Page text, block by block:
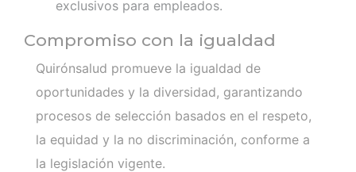
exclusivos para empleados.
Compromiso con la igualdad
Quirónsalud promueve la igualdad de
oportunidades y la diversidad, garantizando
procesos de selección basados en el respeto,
la equidad y la no discriminación, conforme a
la legislación vigente.